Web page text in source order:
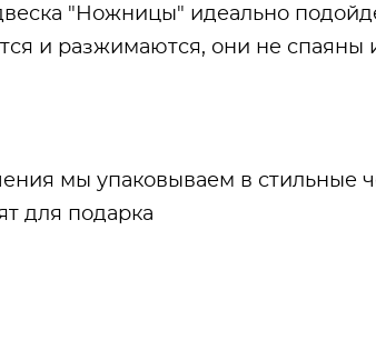
"Ножницы" идеально
и разжимаются, они не спаяны
мы упаковываем в стильные
для подарка